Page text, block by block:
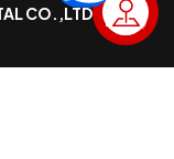
CO.,LTD
Liên hệ